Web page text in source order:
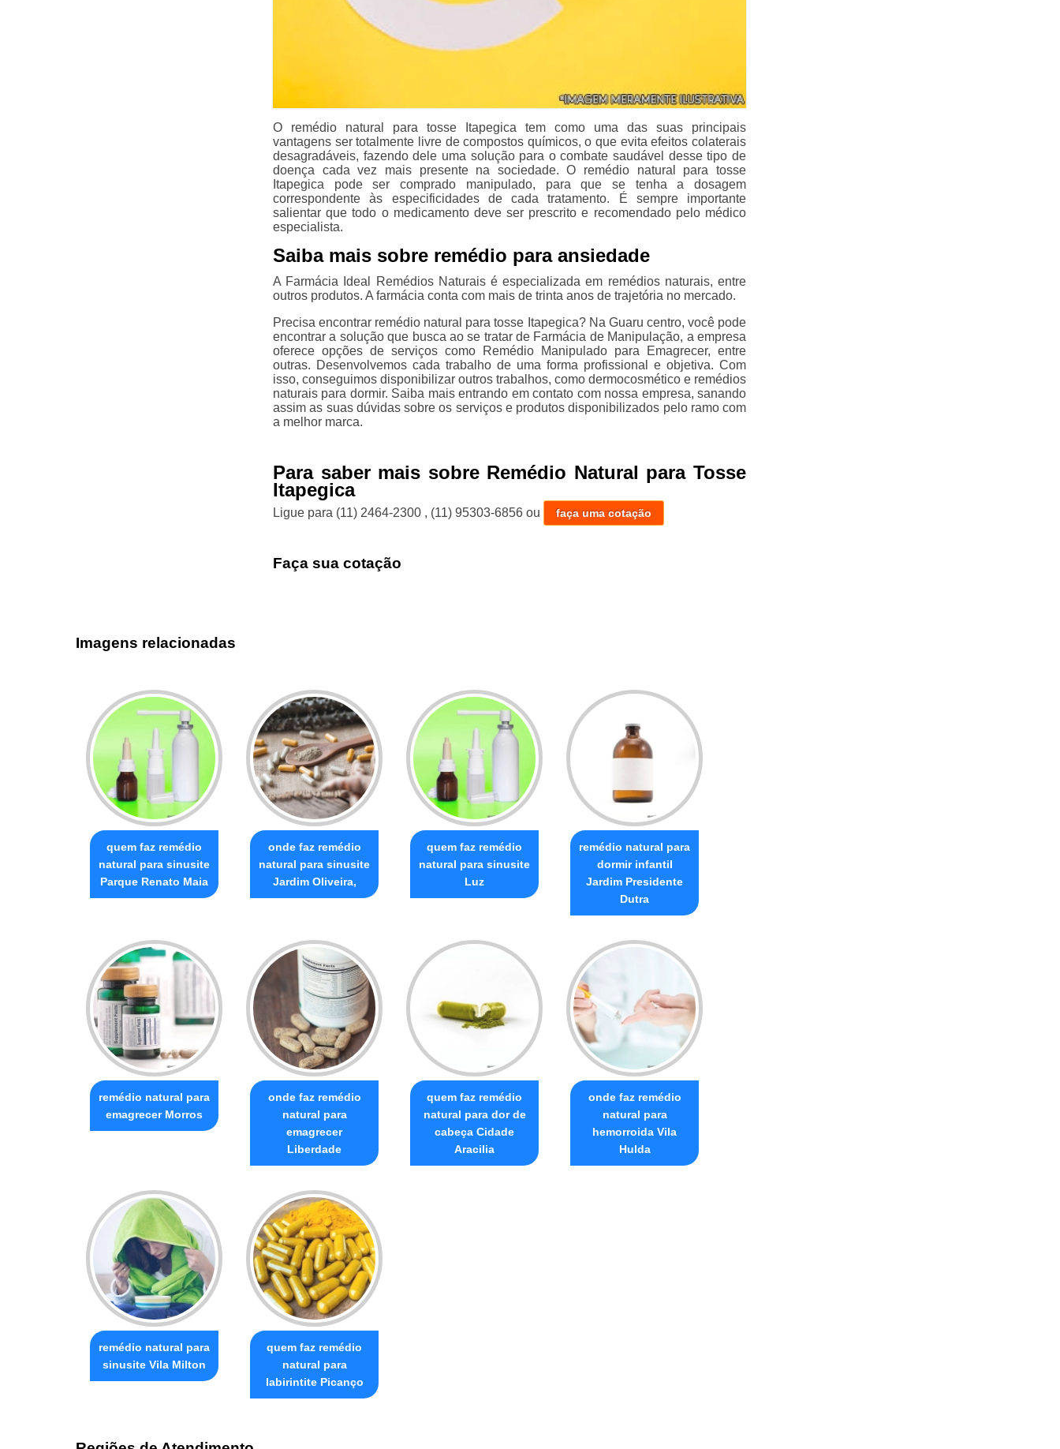
O remédio natural para tosse Itapegica tem como uma das suas principais
vantagens ser totalmente livre de compostos químicos, o que evita efeitos colaterais
desagradáveis, fazendo dele uma solução para o combate saudável desse tipo de
doença cada vez mais presente na sociedade. O remédio natural para tosse
Itapegica pode ser comprado manipulado, para que se tenha a dosagem
correspondente às especificidades de cada tratamento. É sempre importante
salientar que todo o medicamento deve ser prescrito e recomendado pelo médico
especialista.
Saiba mais sobre remédio para ansiedade
A Farmácia Ideal Remédios Naturais é especializada em remédios naturais, entre
outros produtos. A farmácia conta com mais de trinta anos de trajetória no mercado.
Precisa encontrar remédio natural para tosse Itapegica? Na Guaru centro, você pode
encontrar a solução que busca ao se tratar de Farmácia de Manipulação, a empresa
oferece opções de serviços como Remédio Manipulado para Emagrecer, entre
outras. Desenvolvemos cada trabalho de uma forma profissional e objetiva. Com
isso, conseguimos disponibilizar outros trabalhos, como dermocosmético e remédios
naturais para dormir. Saiba mais entrando em contato com nossa empresa, sanando
assim as suas dúvidas sobre os serviços e produtos disponibilizados pelo ramo com
a melhor marca.
Para saber mais sobre Remédio Natural para Tosse
Itapegica
Ligue para (11) 2464-2300 , (11) 95303-6856 ou faça uma cotação
Faça sua cotação
Imagens relacionadas
quem faz remédio
natural para sinusite
Parque Renato Maia
onde faz remédio
natural para sinusite
Jardim Oliveira,
quem faz remédio
natural para sinusite
Luz
remédio natural para
dormir infantil
Jardim Presidente
Dutra
remédio natural para
emagrecer Morros
onde faz remédio
natural para
emagrecer
Liberdade
quem faz remédio
natural para dor de
cabeça Cidade
Aracilia
onde faz remédio
natural para
hemorroida Vila
Hulda
remédio natural para
sinusite Vila Milton
quem faz remédio
natural para
labirintite Picanço